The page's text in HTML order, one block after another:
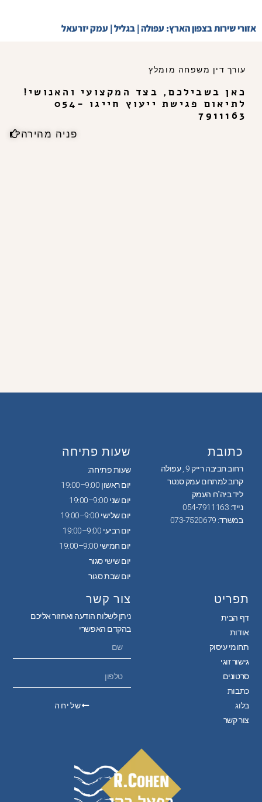
אזורי שירות בצפון הארץ: עפולה | בגליל | עמק יזרעאל
עורך דין משפחה מומלץ
כאן בשבילכם, בצד המקצועי והאנושי!
לתיאום פגישת ייעוץ חייגו 054-
7911163
פניה מהירה
כתובת
רחוב חביבה רייק 9 , עפולה
קרוב למתחם עמק סנטר
ליד ביה"ח העמק
נייד: 054-7911163
במשרד: 073-7520679
שעות פתיחה
שעות פתיחה:
יום ראשון 9:00–19:00
יום שני 9:00–19:00
יום שלישי 9:00–19:00
יום רביעי 9:00–19:00
יום חמישי 9:00–19:00
יום שישי סגור
יום שבת סגור
תפריט
דף הבית
אודות
תחומי עיסוק
גישור זוגי
סרטונים
כתבות
בלוג
צור קשר
צור קשר
ניתן לשלוח הודעה ואחזור אליכם
בהקדם האפשרי
שליחה